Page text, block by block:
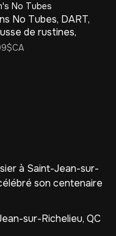
No Tubes
No Tubes, DART,
de rustines,
à Saint-Jean-sur-
son centenaire
sur-Richelieu, QC